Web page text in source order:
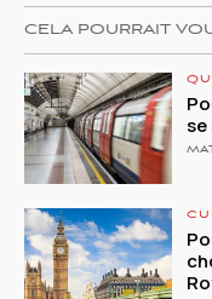
CELA POURRAIT